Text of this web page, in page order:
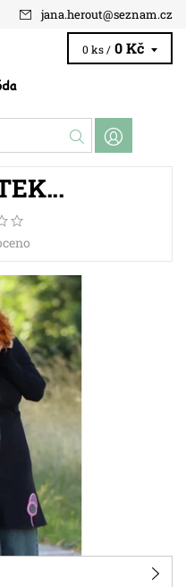
jana.herout@seznam.cz
0 ks / 0 Kč